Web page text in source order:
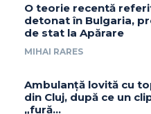
O teorie recentă
detonat în Bulgaria,
de stat la Apărare
MIHAI RARES
Ambulanță lovită cu
din Cluj, după ce un
„fură…